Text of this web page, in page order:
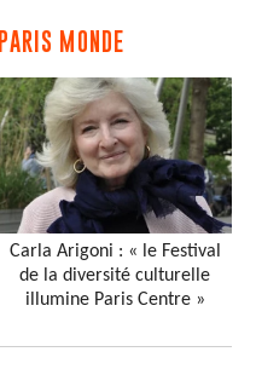
PARIS MONDE
Carla Arigoni : « le Festival
de la diversité culturelle
illumine Paris Centre »